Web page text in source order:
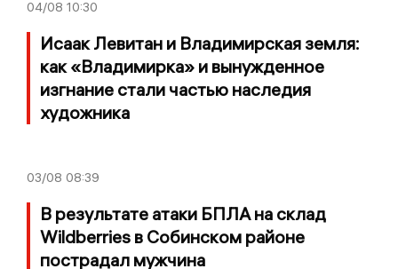
04/08 10:30
Исаак Левитан и Владимирская земля:
как «Владимирка» и вынужденное
изгнание стали частью наследия
художника
03/08 08:39
В результате атаки БПЛА на склад
Wildberries в Собинском районе
пострадал мужчина